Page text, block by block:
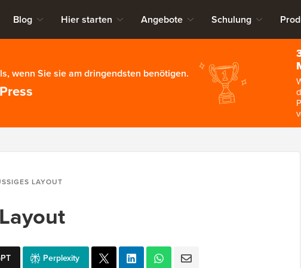
Blog Hier starten Angebote Schulung
wenn Sie sie am dringendsten benötigen.
LAYOUT
Perplexity